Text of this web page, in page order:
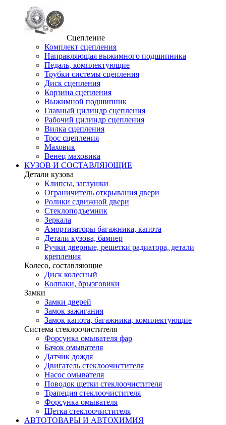
Сцепление
Комплект сцепления
Направляющая выжимного подшипника
Педаль, комплектующие
Трубки системы сцепления
Диск сцепления
Корзина сцепления
Выжимной подшипник
Главный цилиндр сцепления
Рабочий цилиндр сцепления
Вилка сцепления
Трос сцепления
Маховик
Венец маховика
КУЗОВ И СОСТАВЛЯЮЩИЕ
Детали кузова
Клипсы, заглушки
Ограничитель открывания двери
Ролики сдвижной двери
Стеклоподъемник
Зеркала
Амортизаторы багажника, капота
Детали кузова, бампер
Ручки дверные, решетки радиатора, детали
крепления
Колесо, составляющие
Диск колесный
Колпаки, брызговики
Замки
Замки дверей
Замок зажигания
Замок капота, багажника, комплектующие
Система стеклоочистителя
Форсунка омывателя фар
Бачок омывателя
Датчик дождя
Двигатель стеклоочистителя
Насос омывателя
Поводок щетки стеклоочистителя
Трапеция стеклоочистителя
Форсунка омывателя
Щетка стеклоочистителя
АВТОТОВАРЫ И АВТОХИМИЯ